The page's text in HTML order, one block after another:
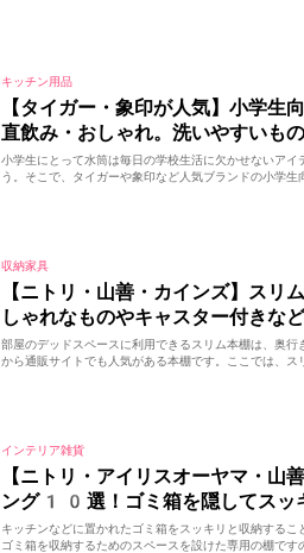
キッチン用品
【タイガー・象印が人気】小学
直飲み・おしゃれ。洗いやすいも
小学生にとって水筒は毎日の学校生活に欠かせないア
う。そこで、タイガーや象印など人気ブランドの小学生
収納家具
【ニトリ・山善・カインズ】ス
しゃれなものやキャスター付きな
部屋のデッドスペースに利用できるスリム本棚は、奥
から通販サイトでも人気がある本棚です。ここでは、ス
インテリア雑貨
【ニトリ・アイリスオーヤマ・山
ング10選！ゴミ箱を隠してスッ
キッチンなどに置かれたゴミ箱をスッキリと収納する
ゴミ箱を収納するためのスペースを設けた専用の棚です